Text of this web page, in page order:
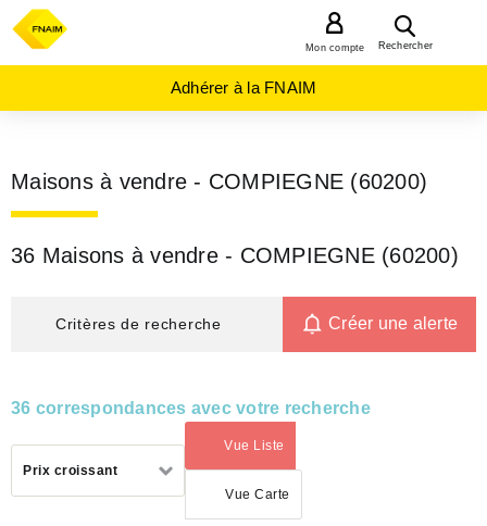
Rechercher
Mon compte
Adhérer à la FNAIM
Maisons à vendre - COMPIEGNE (60200)
36 Maisons à vendre - COMPIEGNE (60200)
Critères de recherche Créer une alerte
36 correspondances avec votre recherche
Prix croissant
Vue Liste
(activé)
Vue Carte